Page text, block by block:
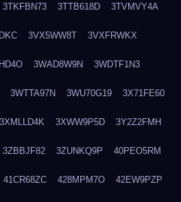
3TKFBN73 3TTB618D 3TVMVY4A
3VX5WW8T 3VXFRWKX
3WAD8W9N 3WDTF1N3
3WTTA97N 3WU70G19 3X71FE60
3XMLLD4K 3XWW9P5D 3Y2Z2FMH
3ZBBJF82 3ZUNKQ9P 40PEO5RM
41CR68ZC 428MPM7O 42EW9PZP